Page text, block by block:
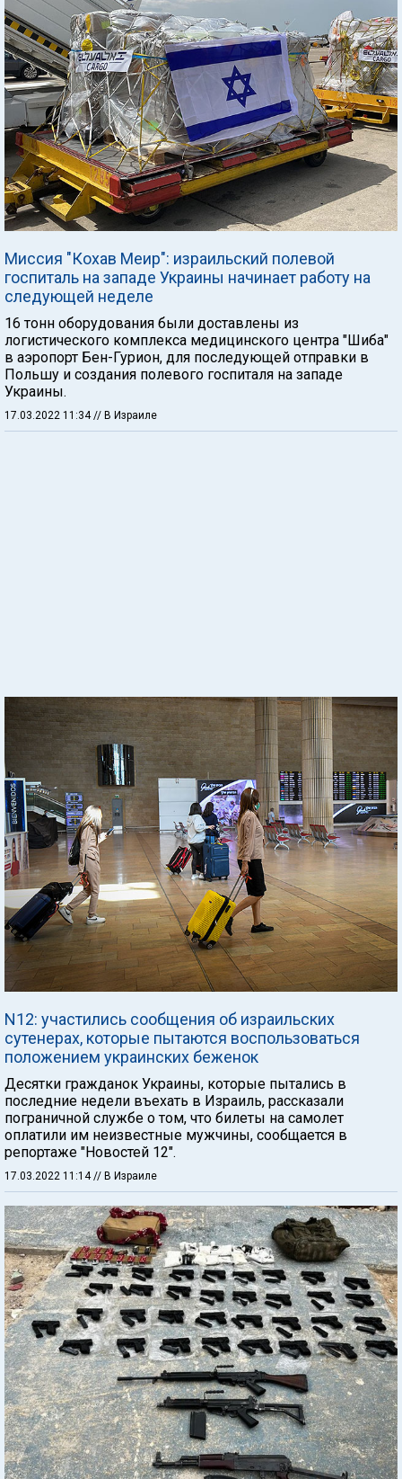
Миссия "Кохав Меир": израильский полевой
госпиталь на западе Украины начинает работу на
следующей неделе
16 тонн оборудования были доставлены из
логистического комплекса медицинского центра "Шиба"
в аэропорт Бен-Гурион, для последующей отправки в
Польшу и создания полевого госпиталя на западе
Украины.
17.03.2022 11:34 // В Израиле
N12: участились сообщения об израильских
сутенерах, которые пытаются воспользоваться
положением украинских беженок
Десятки гражданок Украины, которые пытались в
последние недели въехать в Израиль, рассказали
пограничной службе о том, что билеты на самолет
оплатили им неизвестные мужчины, сообщается в
репортаже "Новостей 12".
17.03.2022 11:14// В Израиле